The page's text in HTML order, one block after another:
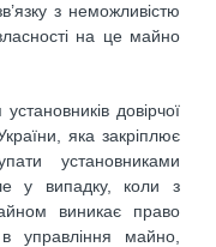
з неможливістю
на це майно
довірчої
яка закріплює
установниками
у випадку, коли з
виникає право
управління майно,